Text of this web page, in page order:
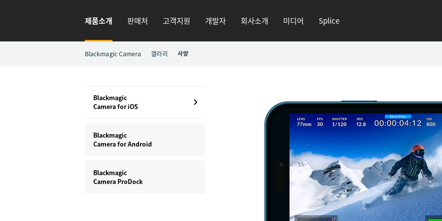
제품소개 판매처 고객지원 개발자 회사소개 미디어 Splice
Blackmagic Camera 갤러리 사양
Blackmagic
Camera for iOS
Blackmagic
Camera for Android
Blackmagic
Camera ProDock